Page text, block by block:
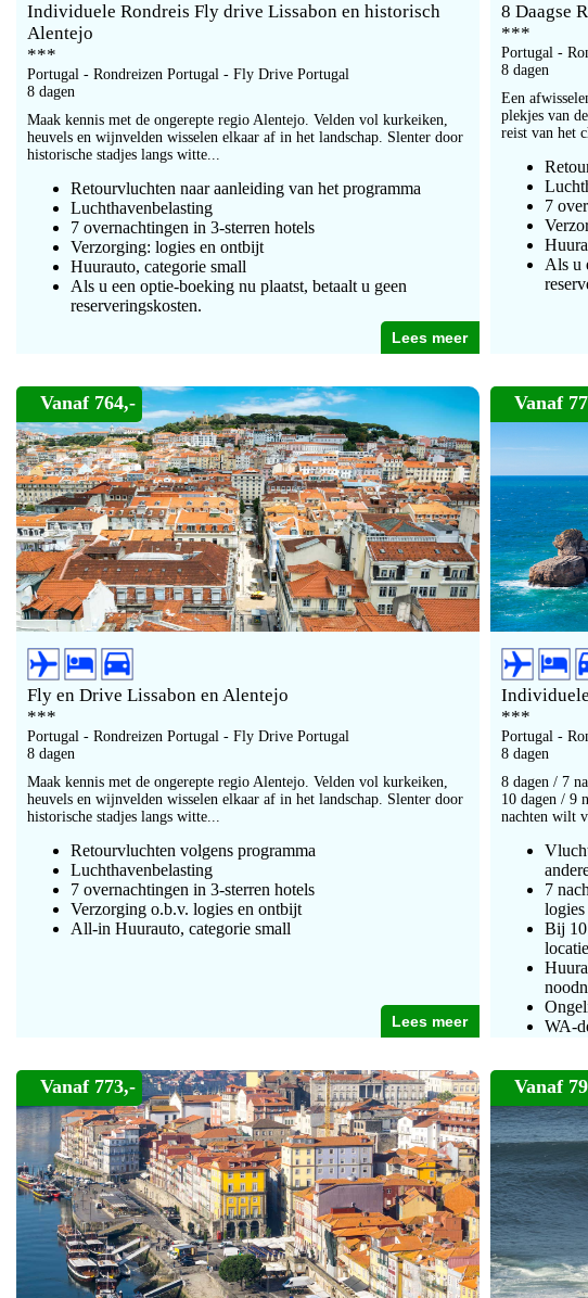
Individuele Rondreis Fly drive Lissabon en historisch
Alentejo
***
Portugal - Rondreizen Portugal - Fly Drive Portugal
8 dagen
Maak kennis met de ongerepte regio Alentejo. Velden vol kurkeiken,
heuvels en wijnvelden wisselen elkaar af in het landschap. Slenter door
historische stadjes langs witte...
Retourvluchten naar aanleiding van het programma
Luchthavenbelasting
7 overnachtingen in 3-sterren hotels
Verzorging: logies en ontbijt
Huurauto, categorie small
Als u een optie-boeking nu plaatst, betaalt u geen
reserveringskosten.
Lees meer
8 Daagse
***
Portugal -
8 dagen
Een
plekjes van
reist van het
7
Als u
Vanaf 764,-
Fly en Drive Lissabon en Alentejo
***
Portugal - Rondreizen Portugal - Fly Drive Portugal
8 dagen
Maak kennis met de ongerepte regio Alentejo. Velden vol kurkeiken,
heuvels en wijnvelden wisselen elkaar af in het landschap. Slenter door
historische stadjes langs witte...
Retourvluchten volgens programma
Luchthavenbelasting
7 overnachtingen in 3-sterren hotels
Verzorging o.b.v. logies en ontbijt
All-in Huurauto, categorie small
Lees meer
Vanaf
***
Portugal -
8 dagen
8 dagen / 7
10 dagen / 9
nachten wilt
7
logies
Bij 10
WA-
Vanaf 773,- Vanaf